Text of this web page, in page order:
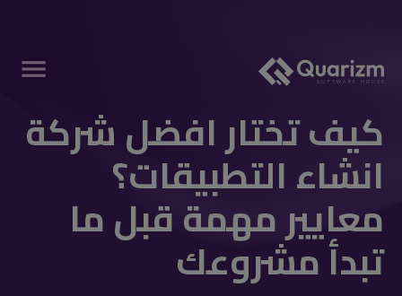
كيف تختار افضل شركة
انشاء التطبيقات؟
معايير مهمة قبل ما
تبدأ مشروعك